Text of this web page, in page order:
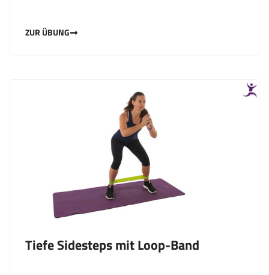
ZUR ÜBUNG
Tiefe Sidesteps mit Loop-Band